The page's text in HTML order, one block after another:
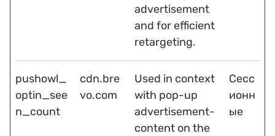
advertisement
and for efficient
retargeting.
pushowl_
optin_see
n_count
cdn.bre
vo.com
Used in context
with pop-up
advertisement-
content on the
Сесс
ионн
ые